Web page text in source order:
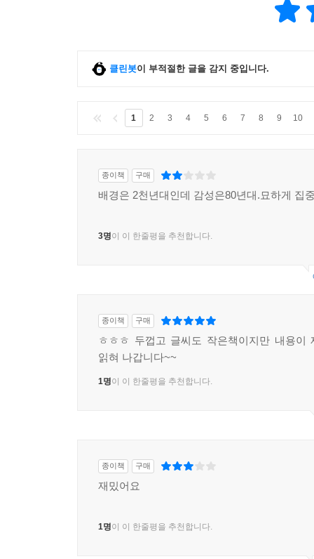
클린봇이 부적절한 글을 감지 중입니다.
1 2 3 4 5 6 7 8 9 10
종이책 구매
배경은 2천년대인데 감성은80년대.묘하게 집
3명이 이 한줄평을 추천합니다.
종이책 구매
ㅎㅎㅎ 두껍고 글씨도 작은책이지만 내용이
읽혀 나갑니다~~
1명이 이 한줄평을 추천합니다.
종이책 구매
재밌어요
1명이 이 한줄평을 추천합니다.